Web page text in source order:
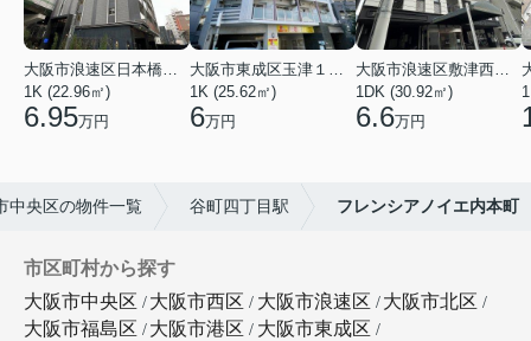
大阪市浪速区日本橋東３丁目
1K (22.96㎡)
6.95万円
大阪市東成区玉津１丁目
1K (25.62㎡)
6万円
大阪市浪速区敷津西１丁目
1DK (30.92㎡)
6.6万円
中央区の物件一覧 谷町四丁目駅 フレンシアノイエ内本町
市区町村から探す
大阪市中央区
大阪市西区 大阪市浪速区
大阪市北区
大阪市福島区
大阪市港区
大阪市東成区